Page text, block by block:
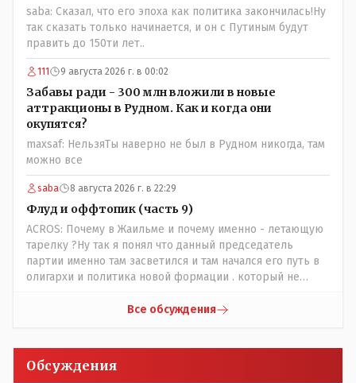
saba: Сказал, что его эпоха как политика закончилась!Ну
так сказать только начинается, и он с Путиным будут
править до 150ти лет..
111 9 августа 2026 г. в 00:02
Забавы ради - 300 млн вложили в новые
аттракционы в Рудном. Как и когда они
окупятся?
maxsaf: НельзяТы наверно не был в Рудном никогда, там
можно все
saba 8 августа 2026 г. в 22:29
Флуд и оффтопик (часть 9)
ACROS: Почему в Жаильме и почему именно - летающую
тарелку ?Ну так я понял что данный председатель
партии именно там засветился и там начался его путь в
олигархи и политика новой формации . который не
скорого ухода! А летающая тарелка, потому что ещё не
не иначе инопланетянин, ну а на чём инопланетяне
передвигаются?
Все обсуждения
Обсуждения